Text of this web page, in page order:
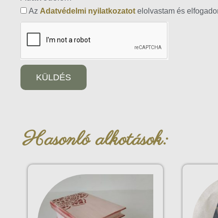
Az Adatvédelmi nyilatkozatot elolvastam és
KÜLDÉS
Hasonló alkotások: